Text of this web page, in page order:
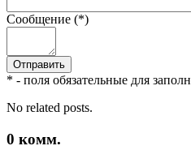
Сообщение (*)
* - поля обязательные для
No related posts.
0 комм.